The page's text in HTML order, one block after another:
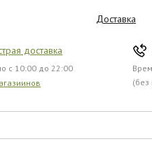
Доставка
доставка
с 10:00 до 22:00
(без